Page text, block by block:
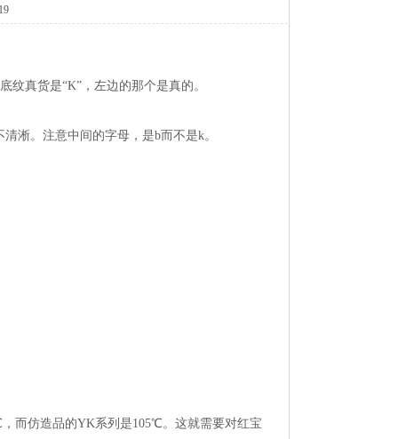
真货是“K”，左边的那个是真的。
淅。注意中间的字母，是b而不是k。
而仿造品的YK系列是105℃。这就需要对红宝